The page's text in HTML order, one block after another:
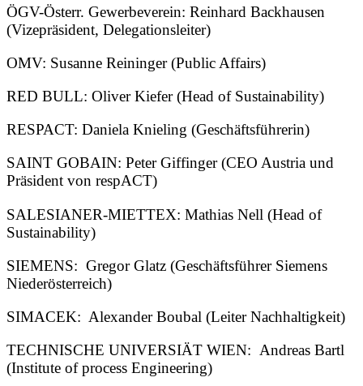
ÖGV-Österr. Gewerbeverein: Reinhard Backhausen
(Vizepräsident, Delegationsleiter)
OMV: Susanne Reininger (Public Affairs)
RED BULL: Oliver Kiefer (Head of Sustainability)
RESPACT: Daniela Knieling (Geschäftsführerin)
SAINT GOBAIN: Peter Giffinger (CEO Austria und
Präsident von respACT)
SALESIANER-MIETTEX: Mathias Nell (Head of
Sustainability)
SIEMENS: Gregor Glatz (Geschäftsführer Siemens
Niederösterreich)
SIMACEK: Alexander Boubal (Leiter Nachhaltigkeit)
TECHNISCHE UNIVERSIÄT WIEN: Andreas Bartl
(Institute of process Engineering)